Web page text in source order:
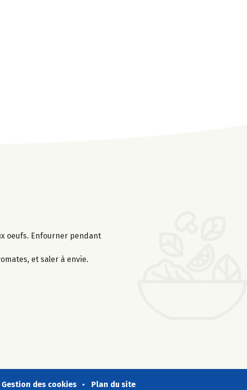
oeufs. Enfourner pendant
et saler à envie.
Gestion des cookies Plan du site